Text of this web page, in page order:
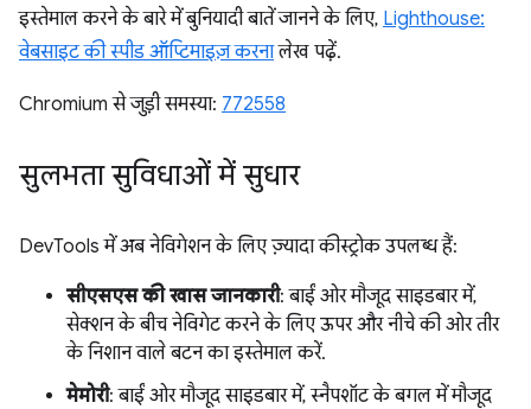
इस्तेमाल करने के बारे में बुनियादी बातें जानने के लिए, Lighthouse:
वेबसाइट की स्पीड ऑप्टिमाइज़ करनालेख पढ़ें.
Chromium से जुड़ी समस्या: 772558
सुलभता सुविधाओं में सुधार
DevTools में अब नेविगेशन के लिए ज़्यादा कीस्ट्रोक उपलब्ध हैं:
सीएसएस की खास जानकारी: बाईं ओर मौजूद साइडबार में,
सेक्शन के बीच नेविगेट करने के लिए ऊपर और नीचे की ओर तीर
के निशान वाले बटन का इस्तेमाल करें.
मेमोरी: बाईं ओर मौजूद साइडबार में, स्नैपशॉट के बगल में मौजूद